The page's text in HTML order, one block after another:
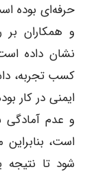
و همکاران بر
نشان داده
کسب تجربه،
ایمنی در کار
و عدم آمادگی
است،
شود تا نتیجه